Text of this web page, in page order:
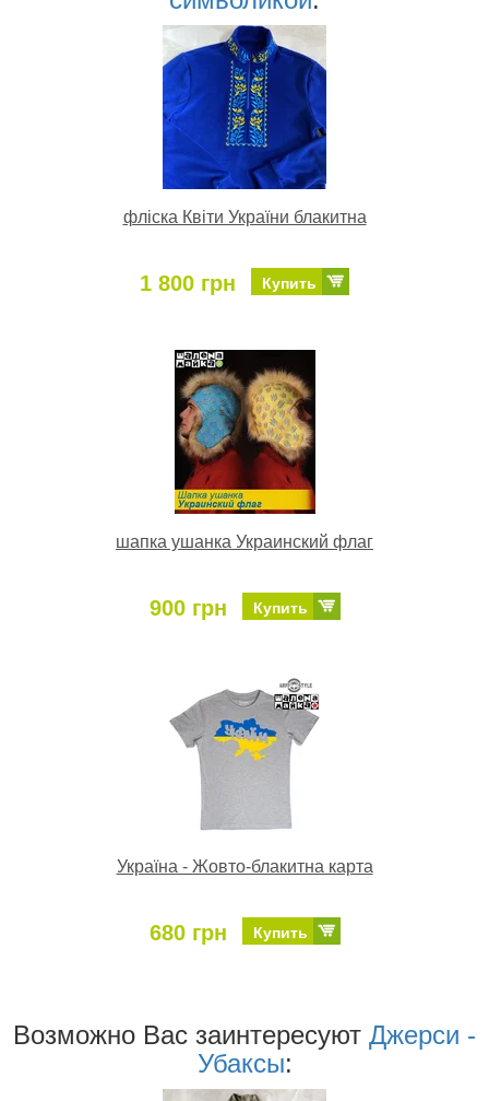
фліска Квіти України блакитна
1 800 грн Купить
шапка ушанка Украинский флаг
900 грн Купить
Україна - Жовто-блакитна карта
680 грн Купить
Возможно Ваc заинтересуют Джерси -
Убаксы: